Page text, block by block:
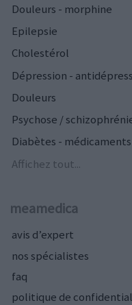
Douleurs - morphine
Epilepsie
Cholestérol
Dépression -
Douleurs
Psychose /
Diabètes -
Affichez tout...
meamedica
avis d’expert
nos spécialistes
faq
politique de